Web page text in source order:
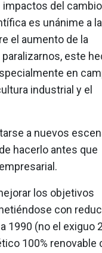
impactos del cambio
es unánime a
el aumento de la
este
en
industrial y el
a nuevos
hacerlo antes que
los objetivos
con
1990 (no el exiguo
100% renovable